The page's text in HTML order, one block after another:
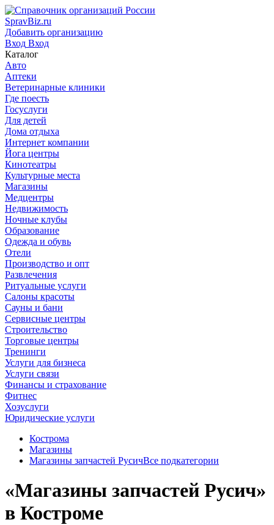
SpravBiz.ru
Добавить организацию
Вход Вход
Каталог
Авто
Аптеки
Ветеринарные клиники
Где поесть
Госуслуги
Для детей
Дома отдыха
Интернет компании
Йога центры
Кинотеатры
Культурные места
Магазины
Медцентры
Недвижимость
Ночные клубы
Образование
Одежда и обувь
Отели
Производство и опт
Развлечения
Ритуальные услуги
Салоны красоты
Сауны и бани
Сервисные центры
Строительство
Торговые центры
Тренинги
Услуги для бизнеса
Услуги связи
Финансы и страхование
Фитнес
Хозуслуги
Юридические услуги
Кострома
Магазины
Магазины запчастей РусичВсе подкатегории
«Магазины запчастей Русич»
в Костроме